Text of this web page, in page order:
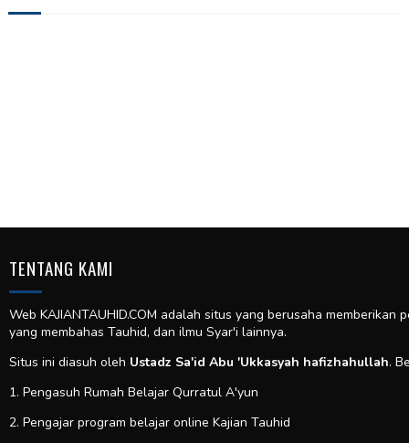
TENTANG KAMI
Web KAJIANTAUHID.COM adalah situs yang berusaha
yang membahas Tauhid, dan ilmu Syar'i lainnya.
Situs ini diasuh oleh Ustadz Sa'id Abu 'Ukkasyah hafizhahullah.
1. Pengasuh Rumah Belajar Qurratul A'yun
2. Pengajar program belajar online Kajian Tauhid